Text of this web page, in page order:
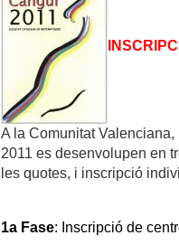
A la Comunitat
2011 es desenvolupen en
les quotes, i inscripció
1a Fase: Inscripció de